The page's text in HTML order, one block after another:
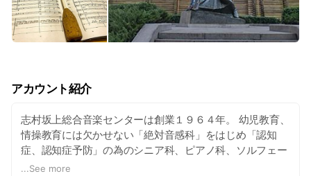
アカウント紹介
志村坂上総合音楽センターは創業１９６４年。 幼児教育、
情操教育には欠かせない「絶対音感科」をはじめ「認知
症、認知症予防」の為のシニア科、ピアノ科、ソルフェー
ジュ科、フルート科、バイオリン科、声楽科など、多彩な
...See more